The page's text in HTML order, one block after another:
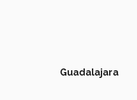
Guadalajara